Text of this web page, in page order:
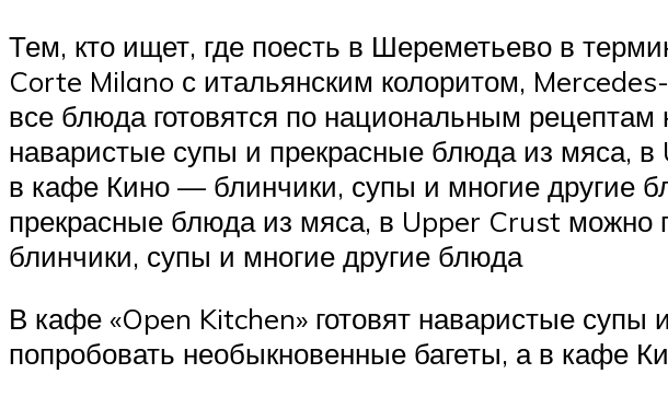
Тем, кто ищет, где поесть в Шереметьево в
Corte Milano с итальянским колоритом,
все блюда готовятся по национальным
наваристые супы и прекрасные блюда из мяса,
в кафе Кино — блинчики, супы и многие другие
прекрасные блюда из мяса, в Upper Crust
блинчики, супы и многие другие блюда
В кафе «Open Kitchen» готовят наваристые
попробовать необыкновенные багеты, а в кафе